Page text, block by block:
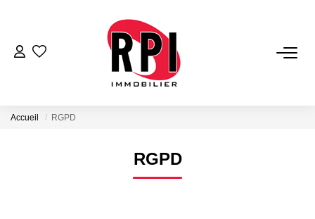
VENTES
LOCATIONS VACANCES
Accueil RGPD
RGPD